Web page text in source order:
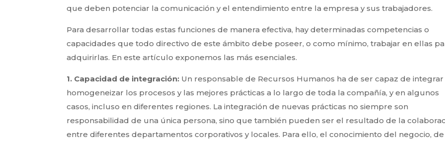
que deben potenciar la comunicación y el entendimiento entre la empresa y sus trabajadores.
Para desarrollar todas estas funciones de manera efectiva, hay determinadas competencias o
capacidades que todo directivo de este ámbito debe poseer, o como mínimo, trabajar en ellas
adquirirlas. En este artículo exponemos las más esenciales.
1. Capacidad de integración: Un responsable de Recursos Humanos ha de ser capaz de integrar
homogeneizar los procesos y las mejores prácticas a lo largo de toda la compañía, y en algunos
casos, incluso en diferentes regiones. La integración de nuevas prácticas no siempre son
responsabilidad de una única persona, sino que también pueden ser el resultado de la
entre diferentes departamentos corporativos y locales. Para ello, el conocimiento del negocio, de